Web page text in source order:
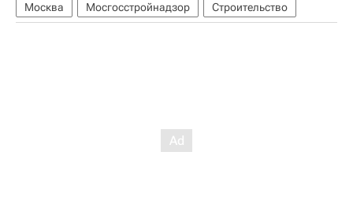
Москва Мосгосстройнадзор Строительство